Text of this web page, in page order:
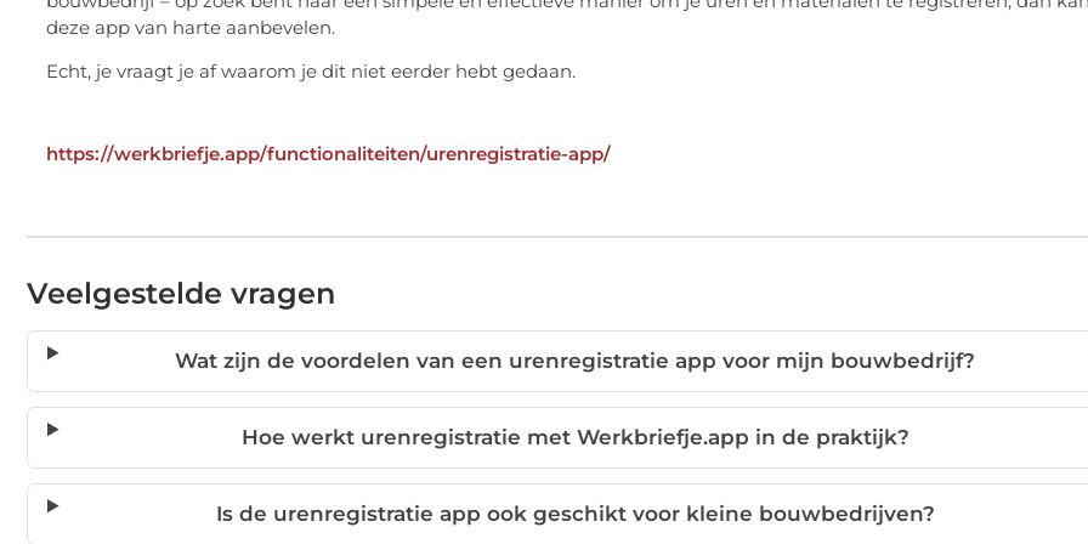
deze app van harte aanbevelen.
Echt, je vraagt je af waarom je dit niet eerder hebt gedaan.
https://werkbriefje.app/functionaliteiten/urenregistratie-app/
Veelgestelde vragen
Wat zijn de voordelen van een urenregistratie app voor mijn bouwbedrijf?
Hoe werkt urenregistratie met Werkbriefje.app in de praktijk?
Is de urenregistratie app ook geschikt voor kleine bouwbedrijven?